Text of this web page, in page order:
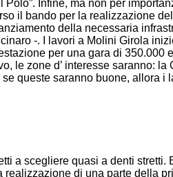
Infine, ma non per
il bando per la realizzazione
della necessaria
-. I lavori a Molini Girola
per una gara di 350.000
le zone d’ interesse saranno: la
queste saranno buone, allora i
a scegliere quasi a denti stretti.
di una parte della